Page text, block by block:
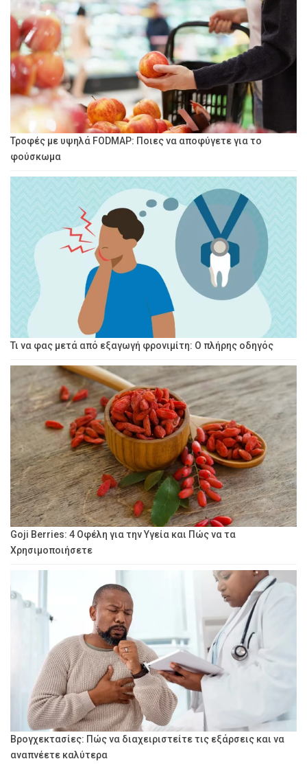
Τροφές με υψηλά FODMAP: Ποιες να αποφύγετε για το
φούσκωμα
Τι να φας μετά από εξαγωγή φρονιμίτη: Ο πλήρης οδηγός
Goji Berries: 4 Οφέλη για την Υγεία και Πώς να τα
Χρησιμοποιήσετε
Βρογχεκτασίες: Πώς να διαχειριστείτε τις εξάρσεις και να
αναπνέετε καλύτερα